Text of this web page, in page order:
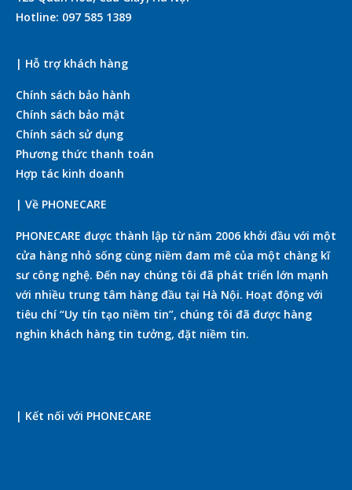
Hotline: 097 585 1389
| Hỗ trợ khách hàng
Chính sách bảo hành
Chính sách bảo mật
Chính sách sử dụng
Phương thức thanh toán
Hợp tác kinh doanh
| Về PHONECARE
PHONECARE được thành lập từ năm 2006 khởi đầu với một
cửa hàng nhỏ sống cùng niềm đam mê của một chàng kĩ
sư công nghệ. Đến nay chúng tôi đã phát triển lớn mạnh
với nhiều trung tâm hàng đầu tại Hà Nội. Hoạt động với
tiêu chí “Uy tín tạo niềm tin”, chúng tôi đã được hàng
nghìn khách hàng tin tưởng, đặt niềm tin.
| Kết nối với PHONECARE